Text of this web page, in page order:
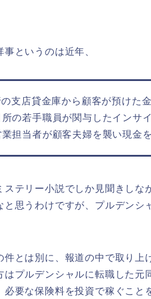
というのは近年、
の支店貸金庫から顧客が預けた
所の若手職員が関与したインサ
業担当者が顧客夫婦を襲い現金
ステリー小説でしか見聞きしな
と思うわけですが、プルデンシ
件とは別に、報道の中で取り上
はプルデンシャルに転職した元
必要な保険料を投資で稼ぐこと